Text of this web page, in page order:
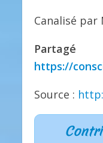
Canalisé par
https://
Source :